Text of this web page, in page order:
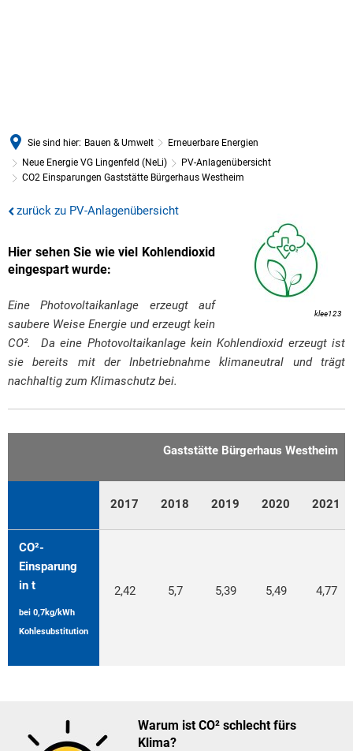
Sie sind hier: Bauen & Umwelt
Erneuerbare Energien
Neue Energie VG Lingenfeld (NeLi)
PV-Anlagenübersicht
CO2 Einsparungen Gaststätte Bürgerhaus Westheim
CO2
Einsparungen
Gaststätte
Bürgerhaus
Westheim
klee123
zurück zu PV-Anlagenübersicht
Hier sehen Sie wie viel Kohlendioxid
eingespart wurde:
Eine Photovoltaikanlage erzeugt auf
saubere Weise Energie und erzeugt kein
CO². Da eine Photovoltaikanlage kein Kohlendioxid erzeugt ist
sie bereits mit der Inbetriebnahme klimaneutral und trägt
nachhaltig zum Klimaschutz bei.
Gaststätte Bürgerhaus Westheim
2017 2018 2019 2020 2021
CO²-
Einsparung
in t
bei 0,7kg/kWh
Kohlesubstitution
2,42 5,7 5,39 5,49 4,77
Warum ist CO² schlecht fürs
Klima?